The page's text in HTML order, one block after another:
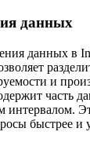
данных
данных в
и
часть
быстрее и